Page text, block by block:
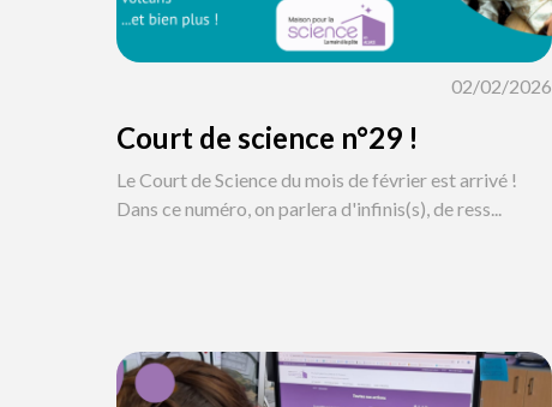
02/02/2026
Court de science n°29 !
Le Court de Science du mois de février est arrivé !
Dans ce numéro, on parlera d'infinis(s), de ress...